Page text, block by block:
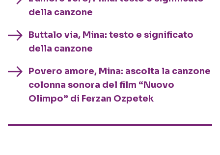
della canzone
Buttalo via, Mina: testo e significato
della canzone
Povero amore, Mina: ascolta la canzone
colonna sonora del film “Nuovo
Olimpo” di Ferzan Ozpetek